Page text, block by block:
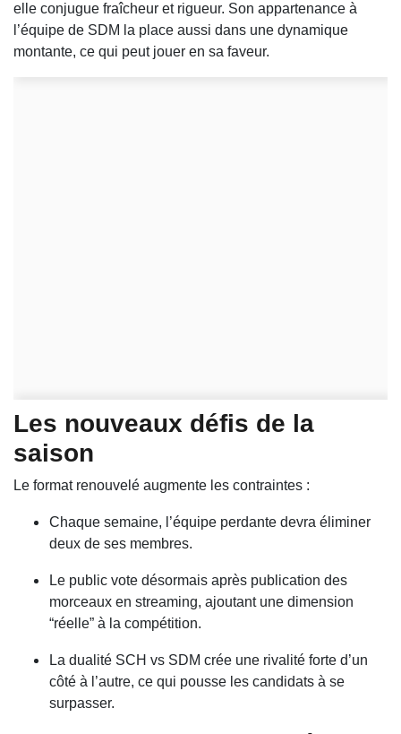
elle conjugue fraîcheur et rigueur. Son appartenance à
l’équipe de SDM la place aussi dans une dynamique
montante, ce qui peut jouer en sa faveur.
Les nouveaux défis de la
saison
Le format renouvelé augmente les contraintes :
Chaque semaine, l’équipe perdante devra éliminer
deux de ses membres.
Le public vote désormais après publication des
morceaux en streaming, ajoutant une dimension
“réelle” à la compétition.
La dualité SCH vs SDM crée une rivalité forte d’un
côté à l’autre, ce qui pousse les candidats à se
surpasser.